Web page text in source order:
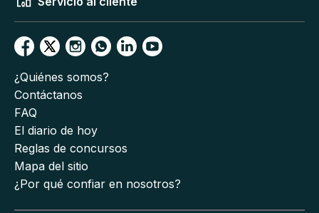
¿Quiénes somos?
Contáctanos
FAQ
El diario de hoy
Reglas de concursos
Mapa del sitio
¿Por qué confiar en nosotros?